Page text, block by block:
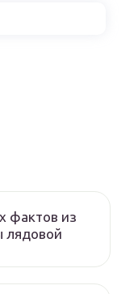
фактов из
лядовой